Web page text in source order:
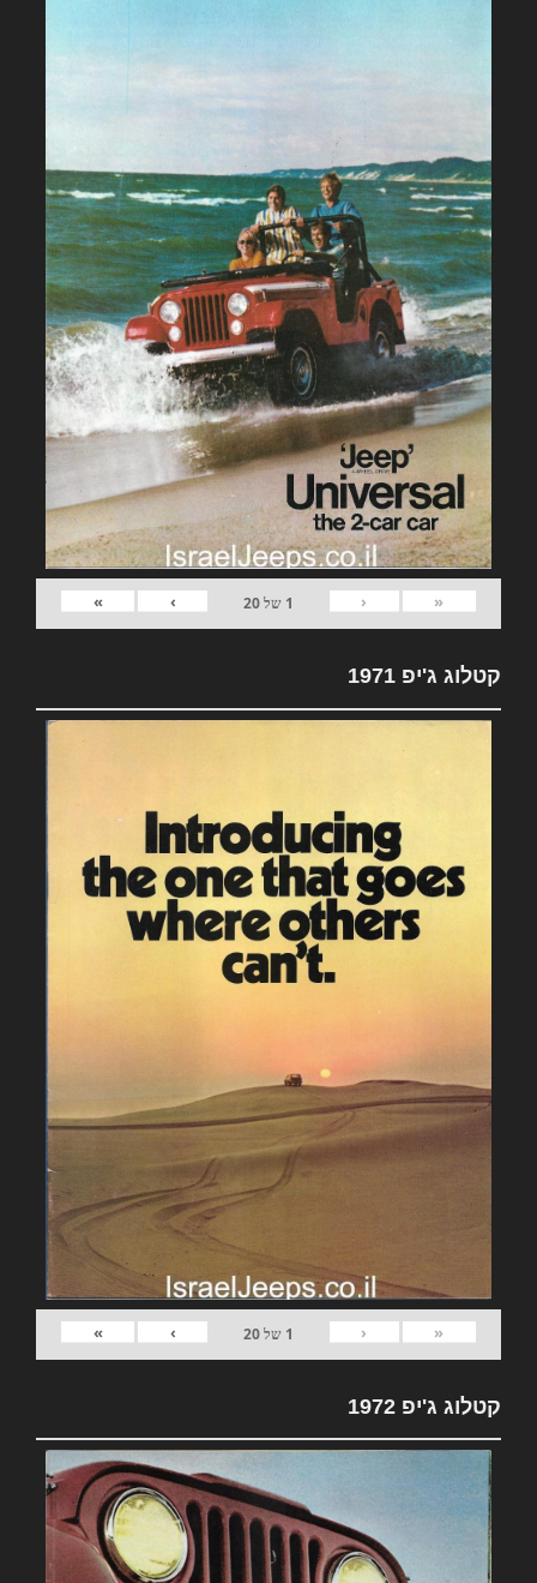
«
‹
1 של20
›
»
קטלוג ג'יפ 1971
«
‹
1 של20
›
»
קטלוג ג'יפ 1972